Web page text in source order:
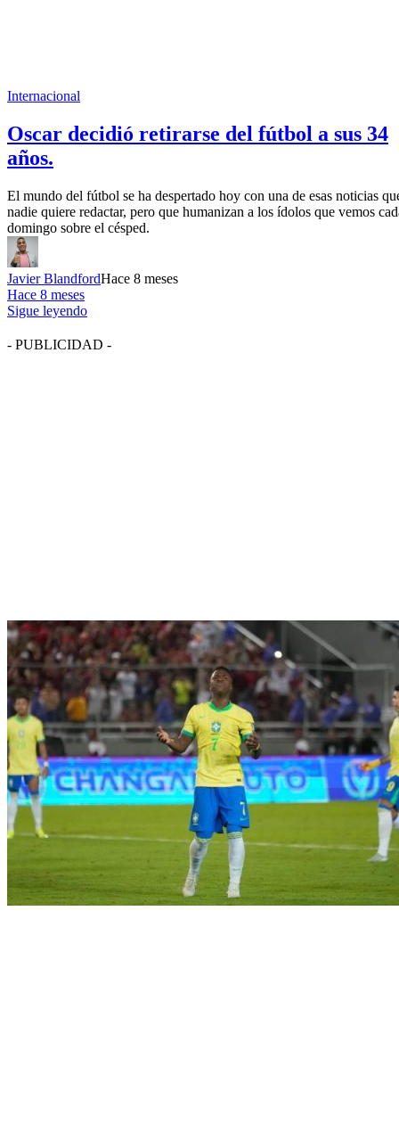
Internacional
Oscar decidió retirarse del fútbol a sus 34
años.
El mundo del fútbol se ha despertado hoy con una de esas noticias
nadie quiere redactar, pero que humanizan a los ídolos que vemos
domingo sobre el césped.
Javier BlandfordHace 8 meses
Hace 8 meses
Sigue leyendo
- PUBLICIDAD -